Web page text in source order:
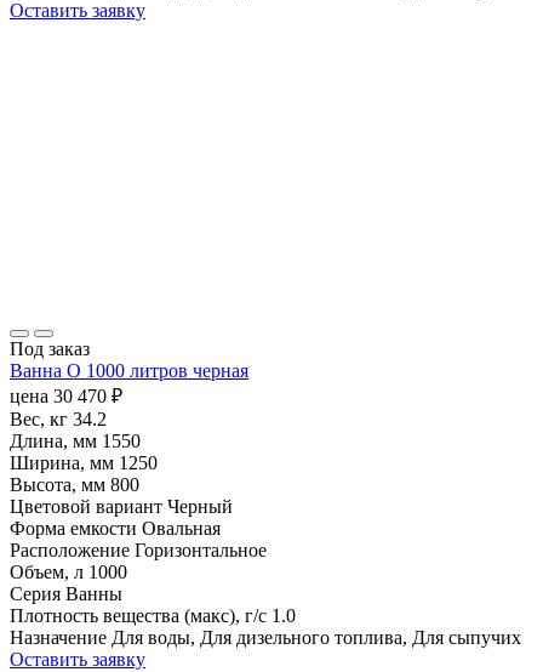
Оставить заявку
Под заказ
Ванна O 1000 литров черная
цена 30 470 ₽
Вес, кг 34.2
Длина, мм 1550
Ширина, мм 1250
Высота, мм 800
Цветовой вариант Черный
Форма емкости Овальная
Расположение Горизонтальное
Объем, л 1000
Серия Ванны
Плотность вещества (макс), г/с 1.0
Назначение Для воды, Для дизельного топлива, Для сыпучих
Оставить заявку